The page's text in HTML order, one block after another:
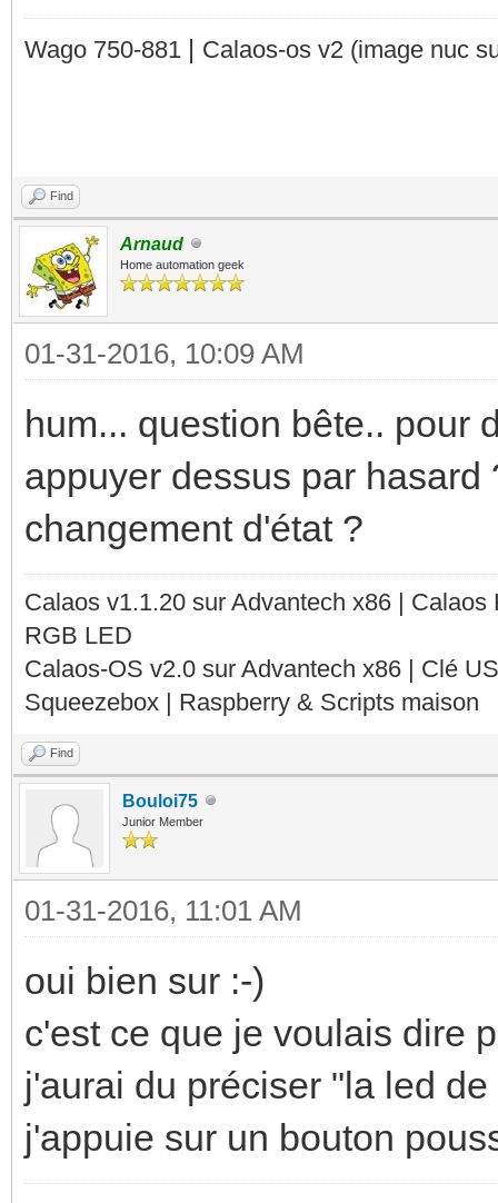
Wago 750-881 | Calaos-os v2 (image nuc
Find
Arnaud
Home automation geek
01-31-2016, 10:09 AM
hum... question bête.. pour
appuyer dessus par
changement d'état ?
Calaos v1.1.20 sur Advantech x86 |
RGB LED
Calaos-OS v2.0 sur Advantech x86 | Clé
Squeezebox | Raspberry & Scripts maison
Find
Bouloi75
Junior Member
01-31-2016, 11:01 AM
oui bien sur :-)
c'est ce que je voulais dire
j'aurai du préciser "la led
j'appuie sur un bouton